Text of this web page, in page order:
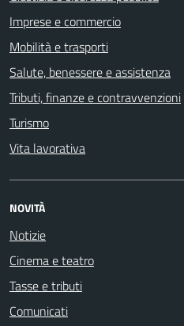
Imprese e commercio
Mobilità e trasporti
Salute, benessere e assistenza
Tributi, finanze e contravvenzioni
Turismo
Vita lavorativa
NOVITÀ
Notizie
Cinema e teatro
Tasse e tributi
Comunicati